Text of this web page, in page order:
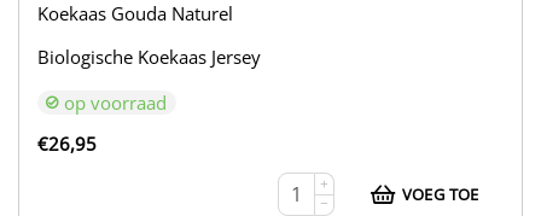
Koekaas Gouda Naturel
Biologische Koekaas Jersey
op voorraad
€26,95
+
−
VOEG TOE